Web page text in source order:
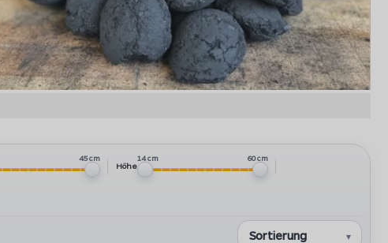
Dichte bedeutet auch eine längere Brenndauer.
45 cm
Höhe
14 cm 60 cm